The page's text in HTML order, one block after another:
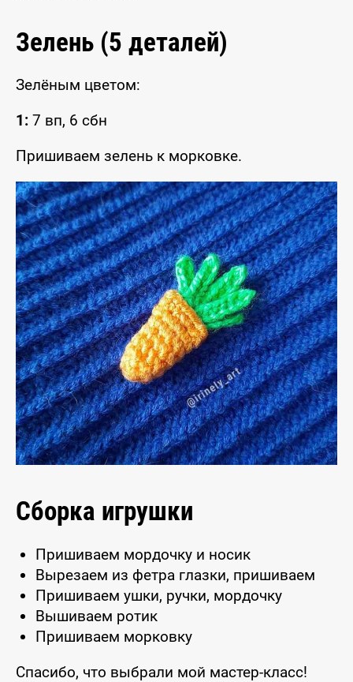
Зелень (5 деталей)
Зелёным цветом:
1: 7 вп, 6 сбн
Пришиваем зелень к морковке.
Сборка игрушки
Пришиваем мордочку и носик
Вырезаем из фетра глазки, пришиваем
Пришиваем ушки, ручки, мордочку
Вышиваем ротик
Пришиваем морковку
Спасибо, что выбрали мой мастер-класс!